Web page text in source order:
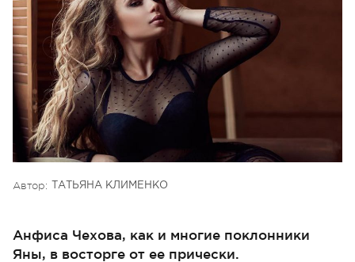
Автор: ТАТЬЯНА КЛИМЕНКО
Анфиса Чехова, как и многие поклонники
Яны, в восторге от ее прически.